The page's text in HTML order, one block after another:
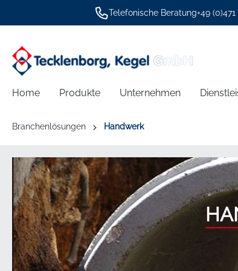
Zur Hauptnavigation springen
Telefonische Beratung+49
Home Produkte Unternehmen
Branchenlösungen Handwerk